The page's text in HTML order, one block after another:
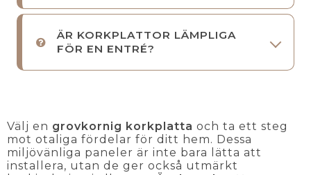
ÄR KORKPLATTOR LÄMPLIGA
FÖR EN ENTRÉ?
Välj en grovkornig korkplatta och ta ett steg
mot otaliga fördelar för ditt hem. Dessa
miljövänliga paneler är inte bara lätta att
installera, utan de ger också utmärkt